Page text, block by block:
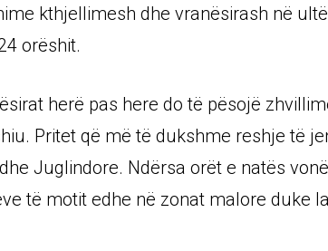
kthjellimesh dhe vranësirash në
orëshit.
herë pas here do të pësojë
Pritet që më të dukshme reshje të
Juglindore. Ndërsa orët e natës
të motit edhe në zonat malore duke